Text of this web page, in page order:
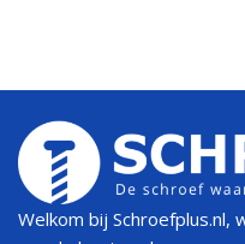
Welkom bij Schroefplus.nl,